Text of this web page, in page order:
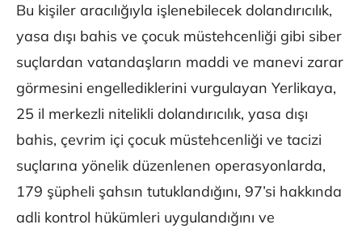
Bu kişiler aracılığıyla işlenebilecek dolandırıcılık,
yasa dışı bahis ve çocuk müstehcenliği gibi siber
suçlardan vatandaşların maddi ve manevi zarar
görmesini engellediklerini vurgulayan Yerlikaya,
25 il merkezli nitelikli dolandırıcılık, yasa dışı
bahis, çevrim içi çocuk müstehcenliği ve tacizi
suçlarına yönelik düzenlenen operasyonlarda,
179 şüpheli şahsın tutuklandığını, 97’si hakkında
adli kontrol hükümleri uygulandığını ve